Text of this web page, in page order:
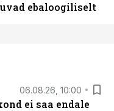
ebaloogiliselt
06.08.26, 10:00
ei saa endale